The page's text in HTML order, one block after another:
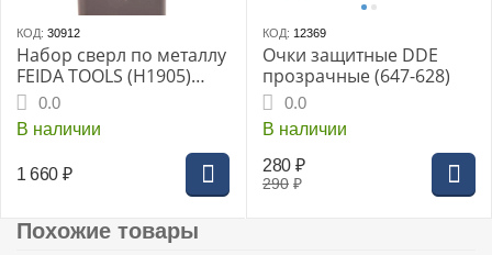
КОД: 30912
Набор сверл по металлу
FEIDA TOOLS (H1905)
19шт, титан, 1-10мм
через 0.5мм,
металл.коробка с окном
0.0
В наличии
1 660 ₽
КОД: 12369
Очки защитные DDE
прозрачные (647-628)
0.0
В наличии
290 ₽
280 ₽
Похожие товары